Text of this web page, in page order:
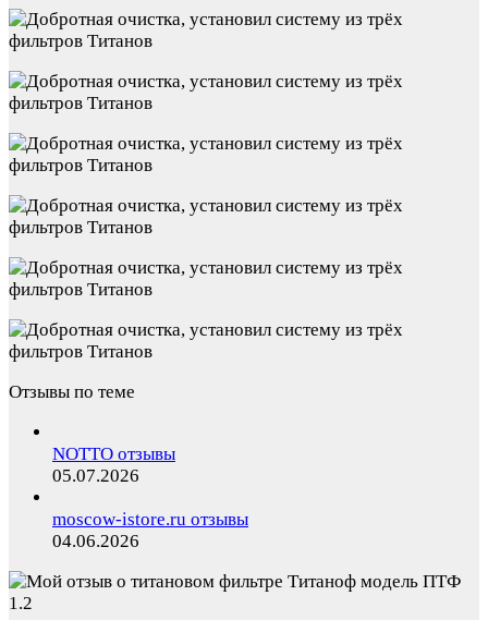
Отзывы по теме
NOTTO отзывы
05.07.2026
moscow-istore.ru отзывы
04.06.2026